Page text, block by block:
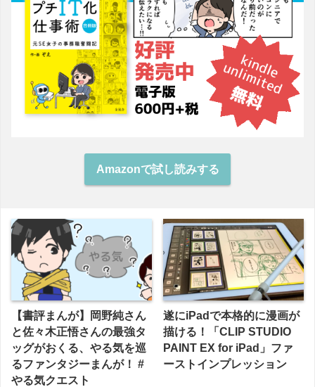
Amazonで試し読みする
【書評まんが】岡野純さん
と佐々木正悟さんの最強タ
ッグがおくる、やる気を巡
るファンタジーまんが！ #
やる気クエスト
遂にiPadで本格的に漫画が
描ける！「CLIP STUDIO
PAINT EX for iPad」ファ
ーストインプレッション